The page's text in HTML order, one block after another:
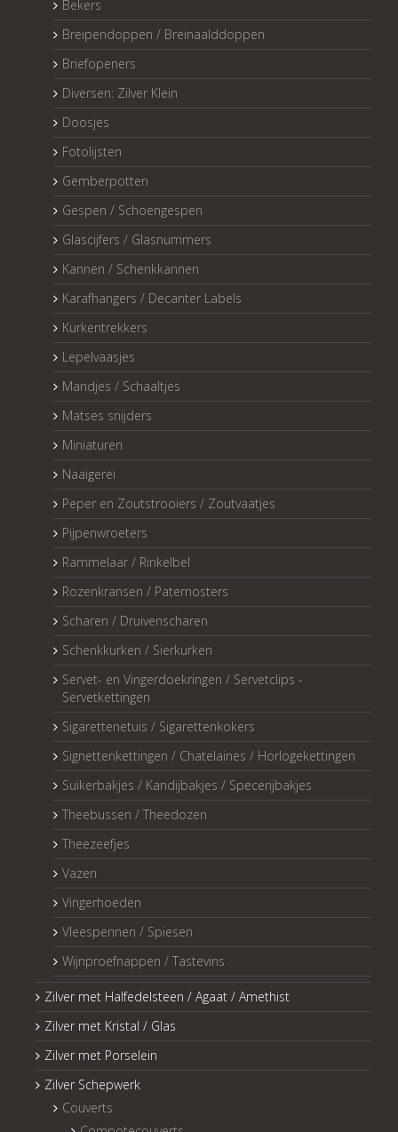
Bekers
Breipendoppen / Breinaalddoppen
Briefopeners
Diversen: Zilver Klein
Doosjes
Fotolijsten
Gemberpotten
Gespen / Schoengespen
Glascijfers / Glasnummers
Kannen / Schenkkannen
Karafhangers / Decanter Labels
Kurkentrekkers
Lepelvaasjes
Mandjes / Schaaltjes
Matses snijders
Miniaturen
Naaigerei
Peper en Zoutstrooiers / Zoutvaatjes
Pijpenwroeters
Rammelaar / Rinkelbel
Rozenkransen / Paternosters
Scharen / Druivenscharen
Schenkkurken / Sierkurken
Servet- en Vingerdoekringen / Servetclips -
Servetkettingen
Sigarettenetuis / Sigarettenkokers
Signettenkettingen / Chatelaines / Horlogekettingen
Suikerbakjes / Kandijbakjes / Specerijbakjes
Theebussen / Theedozen
Theezeefjes
Vazen
Vingerhoeden
Vleespennen / Spiesen
Wijnproefnappen / Tastevins
Zilver met Halfedelsteen / Agaat / Amethist
Zilver met Kristal / Glas
Zilver met Porselein
Zilver Schepwerk
Couverts